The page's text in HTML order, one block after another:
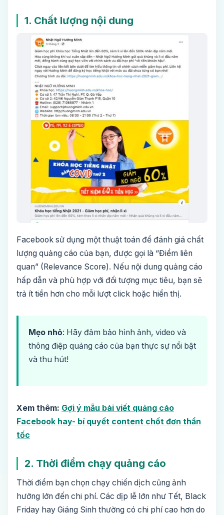
1. Chất lượng nội dung
Facebook sử dụng một thuật toán để đánh giá chất
lượng quảng cáo của bạn, được gọi là “Điểm liên
quan” (Relevance Score). Nếu nội dung quảng cáo
hấp dẫn và phù hợp với đối tượng mục tiêu, bạn sẽ
trả ít tiền hơn cho mỗi lượt click hoặc hiển thị.
Mẹo nhỏ: Hãy đảm bảo hình ảnh, video và
thông điệp quảng cáo của bạn thực sự nổi bật
và thu hút!
Xem thêm: Gợi ý mẫu bài viết quảng cáo
Facebook hay- bí quyết content chốt đơn thần
tốc
2. Thời điểm chạy quảng cáo
Thời điểm bạn chọn chạy chiến dịch cũng ảnh
hưởng lớn đến chi phí. Các dịp lễ lớn như Tết, Black
Friday hay Giáng Sinh thường có chi phí cao hơn do